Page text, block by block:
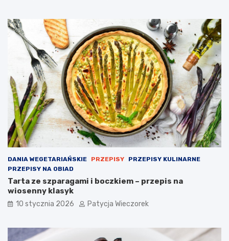
DANIA WEGETARIAŃSKIE PRZEPISY
PRZEPISY KULINARNE
PRZEPISY NA OBIAD
Tarta ze szparagami i boczkiem – przepis na
wiosenny klasyk
10 stycznia 2026 Patycja Wieczorek